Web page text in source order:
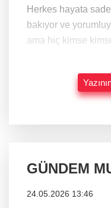
Herkes hayata
bakıyor ve yorumluyor. Herkes her şeyin
ama hiç kimse
GÜNDEM
24.05.2026 13:46